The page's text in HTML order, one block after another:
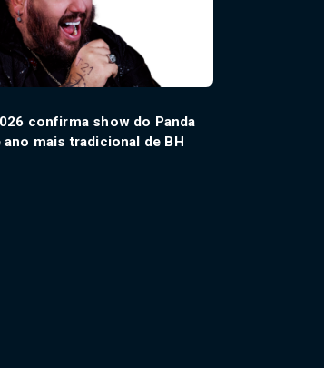
confirma show do Panda
ano mais tradicional de BH